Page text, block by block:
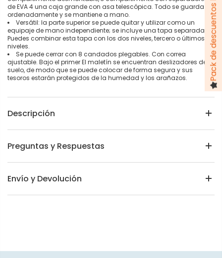
de EVA 4 una caja grande con asa telescópica. Todo se guarda
ordenadamente y se mantiene a mano.
Versátil: la parte superior se puede quitar y utilizar como un
equipaje de mano independiente; se incluye una tapa separada.
Puedes combinar esta tapa con los dos niveles, tercero o últimos
niveles.
Se puede cerrar con 8 candados plegables. Con correa
ajustable. Bajo el primer El maletín se encuentran deslizadores de
suelo, de modo que se puede colocar de forma segura y sus
tesoros estarán protegidos de la humedad y los arañazos.
Descripción
Preguntas y Respuestas
Envío y Devolución